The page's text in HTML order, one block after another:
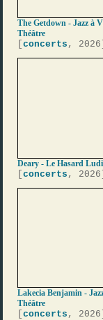
The Getdown - Jazz à
Théâtre
[concerts , 2026]
Deary - Le Hasard
[concerts , 2026]
Lakecia Benjamin -
Théâtre
[concerts , 2026]